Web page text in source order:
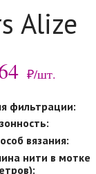
Alize
₽/шт.
фильтрации:
вязания:
нити в мотке